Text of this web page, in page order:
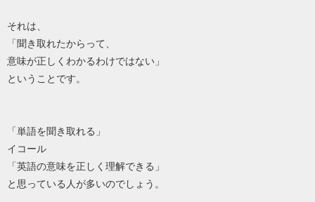
それは、
「聞き取れたからって、
意味が正しくわかるわけではない」
ということです。
「単語を聞き取れる」
イコール
「英語の意味を正しく理解できる」
と思っている人が多いのでしょう。